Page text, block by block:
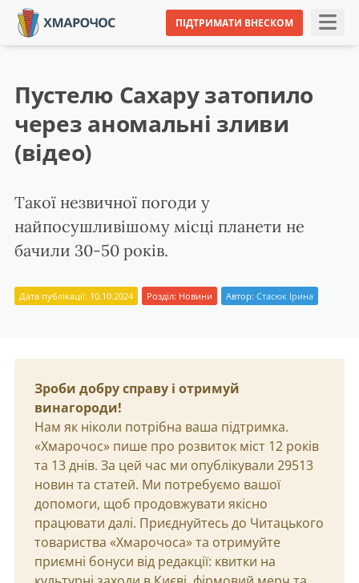
ПІДТРИМАТИ ВНЕСКОМ
Пустелю Сахару затопило
через аномальні зливи
(відео)
Такої незвичної погоди у
найпосушливішому місці планети не
бачили 30-50 років.
Дата публікації: 10.10.2024 Розділ: Новини Автор: Стасюк Ірина
Зроби добру справу і отримуй
винагороди!
Нам як ніколи потрібна ваша підтримка.
«Хмарочос» пише про розвиток міст 12 років
та 13 днів. За цей час ми опублікували 29513
новин та статей. Ми потребуємо вашої
допомоги, щоб продовжувати якісно
працювати далі. Приєднуйтесь до Читацького
товариства «Хмарочоса» та отримуйте
приємні бонуси від редакції: квитки на